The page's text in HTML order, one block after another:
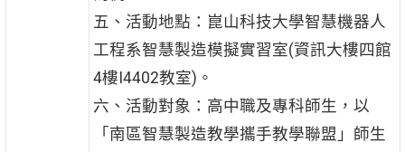
五、活動地點：崑山科技大學智慧機器人
工程系智慧製造模擬實習室(資訊大樓四館
4樓I4402教室)。
六、活動對象：高中職及專科師生，以
「南區智慧製造教學攜手教學聯盟」師生